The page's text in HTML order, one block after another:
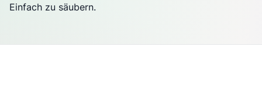
Einfach zu säubern.